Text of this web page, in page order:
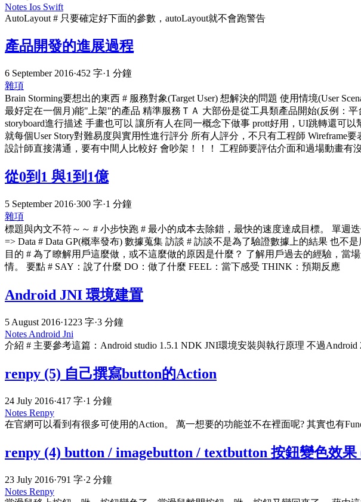
Notes Ios Swift
AutoLayout # 只要確定好下面的參數，autoLayout就不會跑警告
產品開發的進展過程
6 September 2016·452 字·1 分鐘
雜項
Brain Storming要想出的東西 # 服務對象(Target User) 想解決的問題 使用情境(User
最好定在一個月)能"上架"的產品 精準服務ＴＡ 大部份是從工具類產品開始(反例：
storyboard進行描述 手畫也可以 讓所有人在同一概念下做事 prott好用，UI跳轉還可
就每個User Story對難易度與實用性進行評分 所有人評分，不只有工程師
設計師直接溝通，要有中間人比較好 會吵架！！！ 工程師要評估介面和過場動畫
從0到1 與1到1億
5 September 2016·300 字·1 分鐘
雜項
標題與內文不符～～ # 小步快跑 # 最小的成本去除錯，最快的速度達成目標。 單週
=> Data # Data GP(概率發布) 數據蒐集 訪談 # 訪談不是為了驗證數據上的結果 也
目的 # 為了瞭解用戶這麼做，或不這麼做的原因是什麼？ 了解用戶過去的經驗，
情。 要點 # SAY：說了什麼 DO：做了什麼 FEEL：當下感受 THINK：預期反應
Android JNI 環境建置
5 August 2016·1223 字·3 分鐘
Notes Android Jni
介紹 # 主要參考這篇：Android studio 1.5.1 NDK JNI環境安裝與執行原理 不過
renpy (5) 自己撰寫button的Action
24 July 2016·417 字·1 分鐘
Notes Renpy
在官網可以看到有很多可使用的Action。 萬一想要的功能並不在裡面呢? 其實也有
renpy (4) button / imagebutton / textbutton 按鈕變色效果
23 July 2016·791 字·2 分鐘
Notes Renpy